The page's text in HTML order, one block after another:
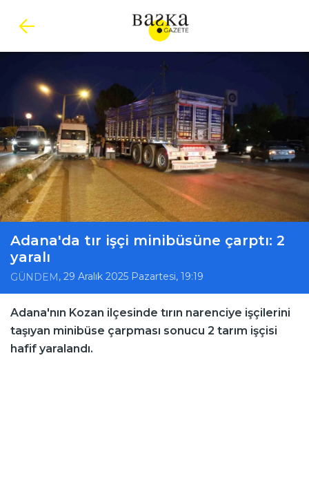
Adana'da tır işçi minibüsüne çarptı: 2
yaralı
GÜNDEM, 29 Aralık 2025 Pazartesi, 19:19
Adana'nın Kozan ilçesinde tırın narenciye işçilerini
taşıyan minibüse çarpması sonucu 2 tarım işçisi
hafif yaralandı.